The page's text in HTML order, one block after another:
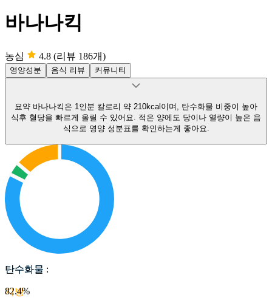
바나나킥
농심 4.8 (리뷰 186개)
영양성분 음식 리뷰 커뮤니티
요약 바나나킥은 1인분 칼로리 약 210kcal이며, 탄수화물 비중이 높아
식후 혈당을 빠르게 올릴 수 있어요. 적은 양에도 당이나 열량이 높은 음
식으로 영양 성분표를 확인하는게 좋아요.
탄수화물
지방
탄수화물 :
82.4%